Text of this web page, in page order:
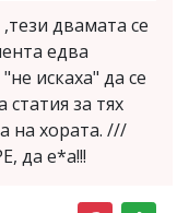
двамата се
едва
искаха" да се
статия за тях
на хората. ///
да е*а!!!